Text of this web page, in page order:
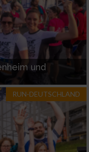
und
RUN-DEUTSCHLAND